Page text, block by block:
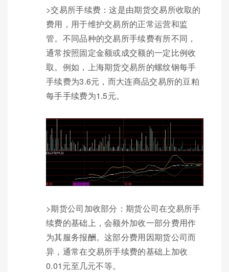
>交易所手续费：这是由期货交易所收取的
费用，用于维护交易所的正常运营和监
管。不同品种的交易所手续费有所不同，
通常按照固定金额或成交额的一定比例收
取。例如，上海期货交易所的螺纹钢每手
手续费为3.6元，而大连商品交易所的豆粕
每手手续费为1.5元。
>期货公司加收部分：期货公司在交易所手
续费的基础上，会额外加收一部分费用作
为其服务报酬。这部分费用因期货公司而
异，通常在交易所手续费的基础上加收
0.01元至几元不等。